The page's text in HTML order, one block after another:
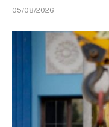
05/08/2026